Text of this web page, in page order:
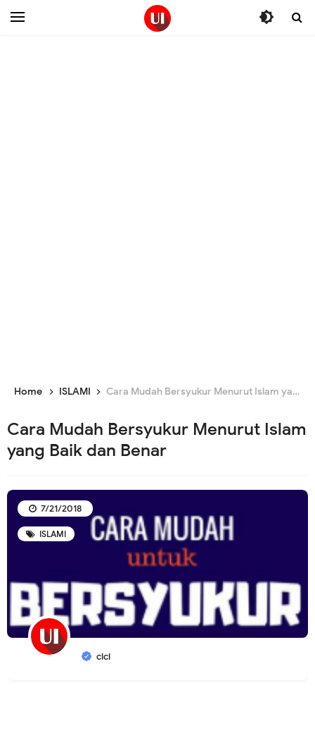
Home ISLAMI Cara Mudah Bersyukur Menurut Islam yang Baik dan Benar
Cara Mudah Bersyukur Menurut Islam
yang Baik dan Benar
ISLAMI
cici
7/21/2018